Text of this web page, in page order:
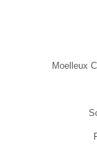
Moelleux